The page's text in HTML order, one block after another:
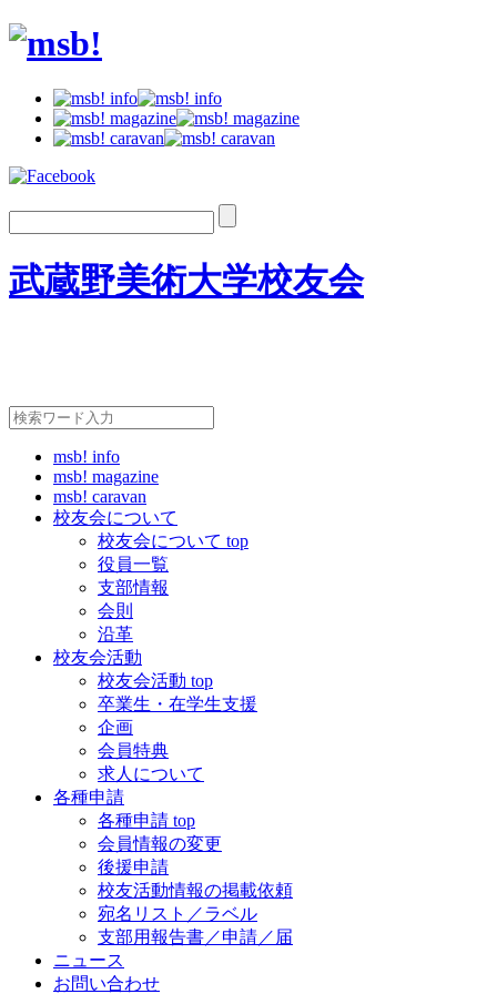
武蔵野美術大学校友会
msb! info
msb! magazine
msb! caravan
校友会について
校友会について top
役員一覧
支部情報
会則
沿革
校友会活動
校友会活動 top
卒業生・在学生支援
企画
会員特典
求人について
各種申請
各種申請 top
会員情報の変更
後援申請
校友活動情報の掲載依頼
宛名リスト／ラベル
支部用報告書／申請／届
ニュース
お問い合わせ